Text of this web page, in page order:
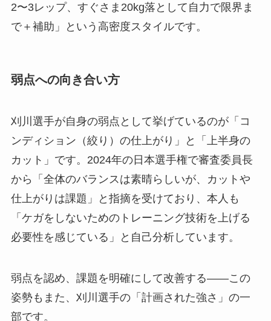
2〜3レップ、すぐさま20kg落として自力で限界ま
で＋補助」という高密度スタイルです。
弱点への向き合い方
刈川選手が自身の弱点として挙げているのが「コ
ンディション（絞り）の仕上がり」と「上半身の
カット」です。2024年の日本選手権で審査委員長
から「全体のバランスは素晴らしいが、カットや
仕上がりは課題」と指摘を受けており、本人も
「ケガをしないためのトレーニング技術を上げる
必要性を感じている」と自己分析しています。
弱点を認め、課題を明確にして改善する——この
姿勢もまた、刈川選手の「計画された強さ」の一
部です。